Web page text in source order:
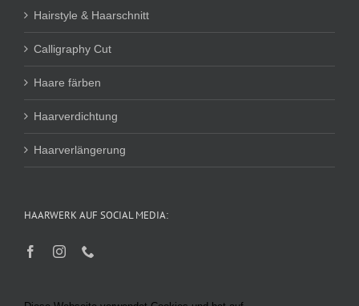
Hairstyle & Haarschnitt
Calligraphy Cut
Haare färben
Haarverdichtung
Haarverlängerung
HAARWERK AUF SOCIAL MEDIA: